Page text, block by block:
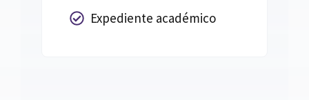
Expediente académico